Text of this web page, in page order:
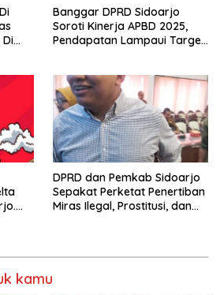
Banggar DPRD Sidoarjo
Soroti Kinerja APBD 2025,
Pendapatan Lampaui Target
DPRD dan Pemkab Sidoarjo
Sepakat Perketat Penertiban
Miras Ilegal, Prostitusi, dan
kamu